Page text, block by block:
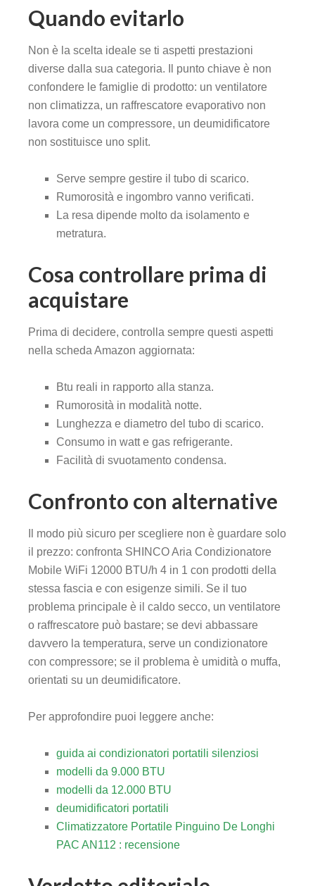
Quando evitarlo
Non è la scelta ideale se ti aspetti prestazioni
diverse dalla sua categoria. Il punto chiave è non
confondere le famiglie di prodotto: un ventilatore
non climatizza, un raffrescatore evaporativo non
lavora come un compressore, un deumidificatore
non sostituisce uno split.
Serve sempre gestire il tubo di scarico.
Rumorosità e ingombro vanno verificati.
La resa dipende molto da isolamento e
metratura.
Cosa controllare prima di
acquistare
Prima di decidere, controlla sempre questi aspetti
nella scheda Amazon aggiornata:
Btu reali in rapporto alla stanza.
Rumorosità in modalità notte.
Lunghezza e diametro del tubo di scarico.
Consumo in watt e gas refrigerante.
Facilità di svuotamento condensa.
Confronto con alternative
Il modo più sicuro per scegliere non è guardare solo
il prezzo: confronta SHINCO Aria Condizionatore
Mobile WiFi 12000 BTU/h 4 in 1 con prodotti della
stessa fascia e con esigenze simili. Se il tuo
problema principale è il caldo secco, un ventilatore
o raffrescatore può bastare; se devi abbassare
davvero la temperatura, serve un condizionatore
con compressore; se il problema è umidità o muffa,
orientati su un deumidificatore.
Per approfondire puoi leggere anche:
guida ai condizionatori portatili silenziosi
modelli da 9.000 BTU
modelli da 12.000 BTU
deumidificatori portatili
Climatizzatore Portatile Pinguino De Longhi
PAC AN112 : recensione